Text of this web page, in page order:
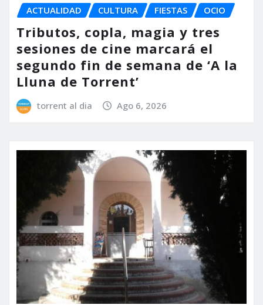
ACTUALIDAD CULTURA FIESTAS OCIO
Tributos, copla, magia y tres
sesiones de cine marcará el
segundo fin de semana de ‘A la
Lluna de Torrent’
torrent al dia Ago 6, 2026